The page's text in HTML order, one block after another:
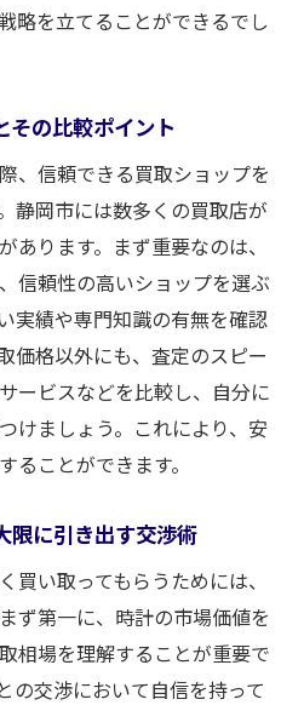
静岡市でオメガ時計を高値
績豊富な査定士の特徴を
価格を上げるための交渉
取ショップ選び方のポイン
るオメガ時計の価値判断
買取で査定士選びが重要な
の見極め方とその重要性
買取価格に与える影響
略を立てることができるでし
その比較ポイント
、信頼できる買取ショップを
静岡市には数多くの買取店が
あります。まず重要なのは、
信頼性の高いショップを選ぶ
実績や専門知識の有無を確認
価格以外にも、査定のスピー
ービスなどを比較し、自分に
けましょう。これにより、安
ることができます。
限に引き出す交渉術
買い取ってもらうためには、
ず第一に、時計の市場価値を
相場を理解することが重要で
の交渉において自信を持って